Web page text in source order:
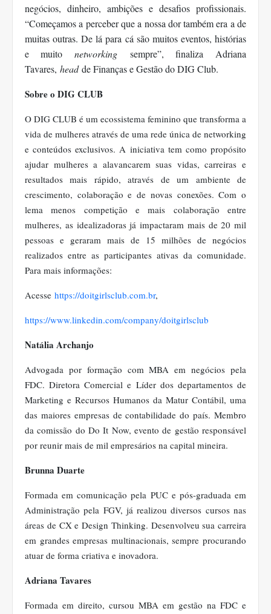
negócios, dinheiro, ambições e desafios profissionais.
“Começamos a perceber que a nossa dor também era a de
muitas outras. De lá para cá são muitos eventos, histórias
e muitonetworking sempre”, finaliza Adriana
Tavares, headde Finanças e Gestão do DIG Club.
Sobre o DIG CLUB
O DIG CLUB é um ecossistema feminino que transforma a
vida de mulheres através de uma rede única de networking
e conteúdos exclusivos. A iniciativa tem como propósito
ajudar mulheres a alavancarem suas vidas, carreiras e
resultados mais rápido, através de um ambiente de
crescimento, colaboração e de novas conexões. Com o
lema menos competição e mais colaboração entre
mulheres, as idealizadoras já impactaram mais de 20 mil
pessoas e geraram mais de 15 milhões de negócios
realizados entre as participantes ativas da comunidade.
Para mais informações:
Acesse https://doitgirlsclub.com.br,
https://www.linkedin.com/company/doitgirlsclub
Natália Archanjo
Advogada por formação com MBA em negócios pela
FDC. Diretora Comercial e Líder dos departamentos de
Marketing e Recursos Humanos da Matur Contábil, uma
das maiores empresas de contabilidade do país. Membro
da comissão do Do It Now, evento de gestão responsável
por reunir mais de mil empresários na capital mineira.
Brunna Duarte
Formada em comunicação pela PUC e pós-graduada em
Administração pela FGV, já realizou diversos cursos nas
áreas de CX e Design Thinking. Desenvolveu sua carreira
em grandes empresas multinacionais, sempre procurando
atuar de forma criativa e inovadora.
Adriana Tavares
Formada em direito, cursou MBA em gestão na FDC e